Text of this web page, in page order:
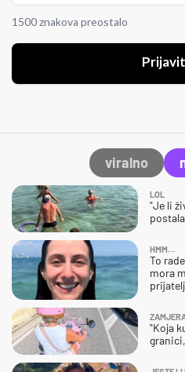
1500 znakova preostalo
viralno
LOL
"Je li
HMM…
To
mora
"Koja